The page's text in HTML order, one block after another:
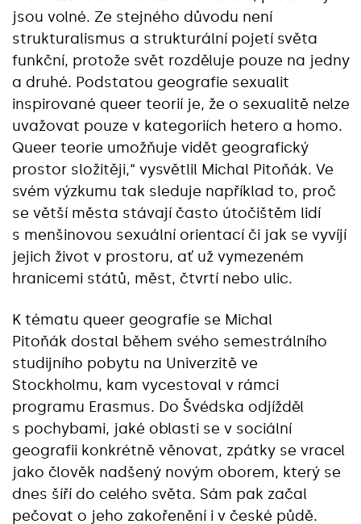
jsou volné. Ze stejného důvodu není
strukturalismus a strukturální pojetí světa
funkční, protože svět rozděluje pouze na jedny
a druhé. Podstatou geografie sexualit
inspirované queer teorií je, že o sexualitě nelze
uvažovat pouze v kategoriích hetero a homo.
Queer teorie umožňuje vidět geografický
prostor složitěji,“ vysvětlil Michal Pitoňák. Ve
svém výzkumu tak sleduje například to, proč
se větší města stávají často útočištěm lidí
s menšinovou sexuální orientací či jak se vyvíjí
jejich život v prostoru, ať už vymezeném
hranicemi států, měst, čtvrtí nebo ulic.
K tématu queer geografie se Michal
Pitoňák dostal během svého semestrálního
studijního pobytu na Univerzitě ve
Stockholmu, kam vycestoval v rámci
programu Erasmus. Do Švédska odjížděl
s pochybami, jaké oblasti se v sociální
geografii konkrétně věnovat, zpátky se vracel
jako člověk nadšený novým oborem, který se
dnes šíří do celého světa. Sám pak začal
pečovat o jeho zakořenění i v české půdě.